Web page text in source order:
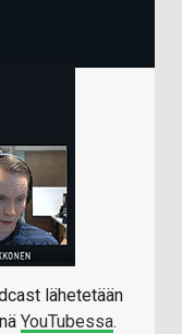
lähetetään
YouTubessa.